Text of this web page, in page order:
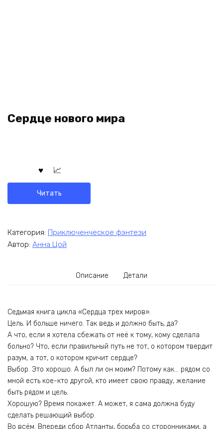
Сердце нового мира
Читать
Категория: Приключенческое фэнтези
Автор: Анна Цой
Описание Детали
Седьмая книга цикла «Сердца трех миров».
Цель. И больше ничего. Так ведь и должно быть, да?
А что, если я хотела сбежать от неё к тому, кому сделала
больно? Что, если правильный путь не тот, о котором твердит
разум, а тот, о котором кричит сердце?
Выбор. Это хорошо. А был ли он моим? Потому как… рядом со
мной есть кое-кто другой, кто имеет свою правду, желание
быть рядом и цель.
Хорошую? Время покажет. А может, я сама должна буду
сделать решающий выбор.
Во всём. Впереди сбор Атланты, борьба со сторонниками, а